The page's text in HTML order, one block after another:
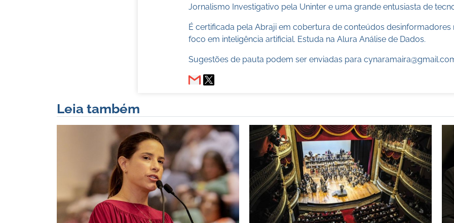
Jornalismo Investigativo pela Uninter e uma grande entusiasta de
É certificada pela Abraji em cobertura de conteúdos desinformadores
foco em inteligência artificial. Estuda na Alura Análise de Dados.
Sugestões de pauta podem ser enviadas para
Leia também